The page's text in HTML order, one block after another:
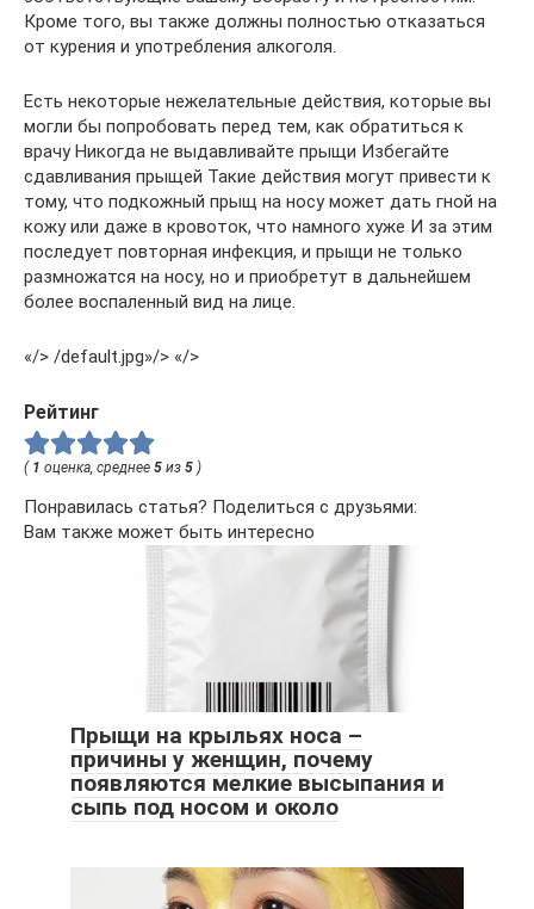
Кроме того, вы также должны полностью отказаться
от курения и употребления алкоголя.
Есть некоторые нежелательные действия, которые вы
могли бы попробовать перед тем, как обратиться к
врачу Никогда не выдавливайте прыщи Избегайте
сдавливания прыщей Такие действия могут привести к
тому, что подкожный прыщ на носу может дать гной на
кожу или даже в кровоток, что намного хуже И за этим
последует повторная инфекция, и прыщи не только
размножатся на носу, но и приобретут в дальнейшем
более воспаленный вид на лице.
«/> /default.jpg»/> «/>
Рейтинг
( 1 оценка, среднее 5 из 5 )
Понравилась статья? Поделиться с друзьями:
Вам также может быть интересно
Прыщи на крыльях носа –
причины у женщин, почему
появляются мелкие высыпания и
сыпь под носом и около